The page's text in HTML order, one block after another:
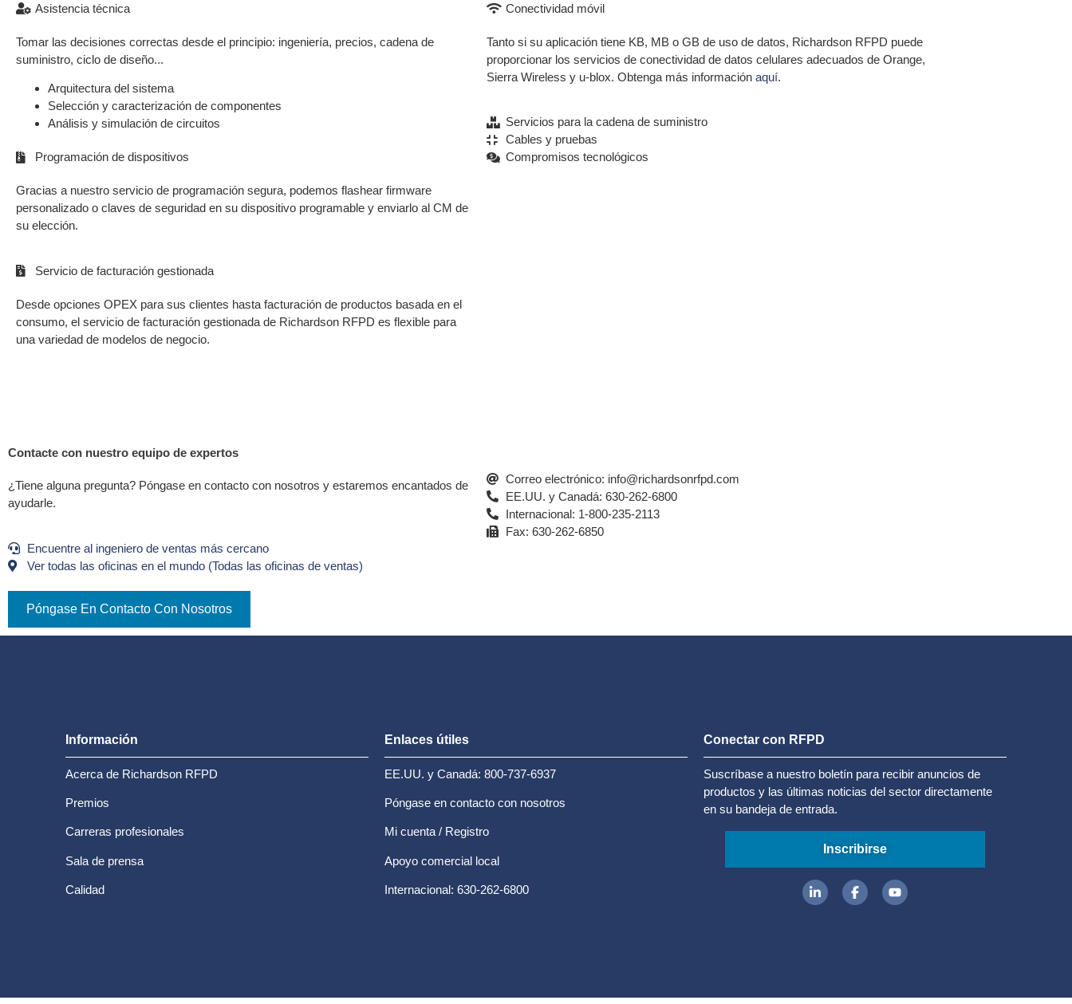
Asistencia técnica
Tomar las decisiones correctas desde el principio: ingeniería, precios, cadena de
suministro, ciclo de diseño...
Arquitectura del sistema
Selección y caracterización de componentes
Análisis y simulación de circuitos
Programación de dispositivos
Gracias a nuestro servicio de programación segura, podemos flashear firmware
personalizado o claves de seguridad en su dispositivo programable y enviarlo al CM de
su elección.
Servicio de facturación gestionada
Desde opciones OPEX para sus clientes hasta facturación de productos basada en el
consumo, el servicio de facturación gestionada de Richardson RFPD es flexible para
una variedad de modelos de negocio.
Conectividad móvil
Tanto si su aplicación tiene KB, MB o GB de uso de datos, Richardson RFPD puede
proporcionar los servicios de conectividad de datos celulares adecuados de Orange,
Sierra Wireless y u-blox. Obtenga más información aquí.
Servicios para la cadena de suministro
Cables y pruebas
Compromisos tecnológicos
Contacte con nuestro equipo de expertos
¿Tiene alguna pregunta? Póngase en contacto con nosotros y estaremos encantados de
ayudarle.
Encuentre al ingeniero de ventas más cercano
Ver todas las oficinas en el mundo (Todas las oficinas de ventas)
Póngase En Contacto Con Nosotros
Correo electrónico: info@richardsonrfpd.com
EE.UU. y Canadá: 630-262-6800
Internacional: 1-800-235-2113
Fax: 630-262-6850
Información
Acerca de Richardson RFPD
Premios
Carreras profesionales
Sala de prensa
Calidad
Enlaces útiles
EE.UU. y Canadá: 800-737-6937
Póngase en contacto con nosotros
Mi cuenta / Registro
Apoyo comercial local
Internacional: 630-262-6800
Conectar con RFPD
Suscríbase a nuestro boletín para recibir anuncios de
productos y las últimas noticias del sector directamente
en su bandeja de entrada.
Inscribirse